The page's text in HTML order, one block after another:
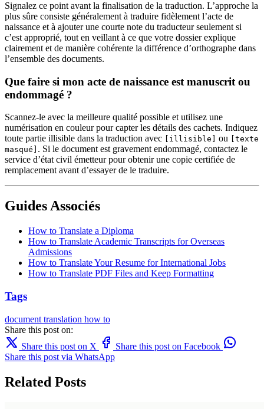
Signalez ce point avant la finalisation de la traduction. L’approche la
plus sûre consiste généralement à traduire fidèlement l’acte de
naissance et à ajouter une courte note du traducteur seulement si
c’est approprié, tout en veillant à ce que votre dossier explique
clairement et de manière cohérente la différence d’orthographe dans
l’ensemble des documents.
Que faire si mon acte de naissance est manuscrit ou
endommagé ?
Scannez-le avec la meilleure qualité possible et utilisez une
numérisation en couleur pour capter les détails des cachets. Indiquez
toute partie illisible dans la traduction avec
[illisible] ou
[texte
masqué] . Si le document est gravement endommagé, contactez le
service d’état civil émetteur pour obtenir une copie certifiée de
remplacement avant d’essayer de le traduire.
Guides Associés
How to Translate a Diploma
How to Translate Academic Transcripts for Overseas
Admissions
How to Translate Your Resume for International Jobs
How to Translate PDF Files and Keep Formatting
Tags
document translation how to
Share this post on:
Share this post on X
Share this post on Facebook
Share this post via WhatsApp
Related Posts